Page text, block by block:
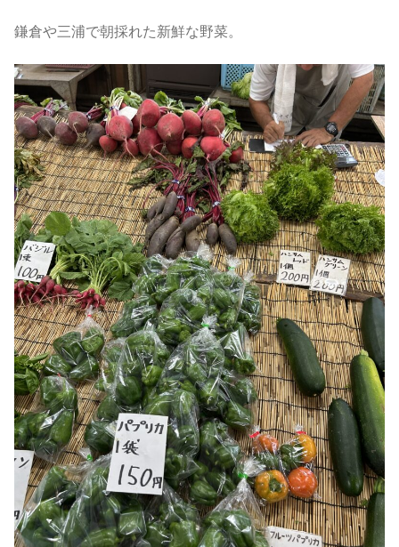
鎌倉や三浦で朝採れた新鮮な野菜。